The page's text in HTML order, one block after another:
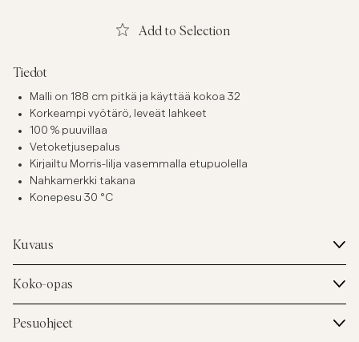
Add to Selection
Tiedot
Malli on 188 cm pitkä ja käyttää kokoa 32
Korkeampi vyötärö, leveät lahkeet
100 % puuvillaa
Vetoketjusepalus
Kirjailtu Morris-lilja vasemmalla etupuolella
Nahkamerkki takana
Konepesu 30 °C
Kuvaus
Koko-opas
Pesuohjeet